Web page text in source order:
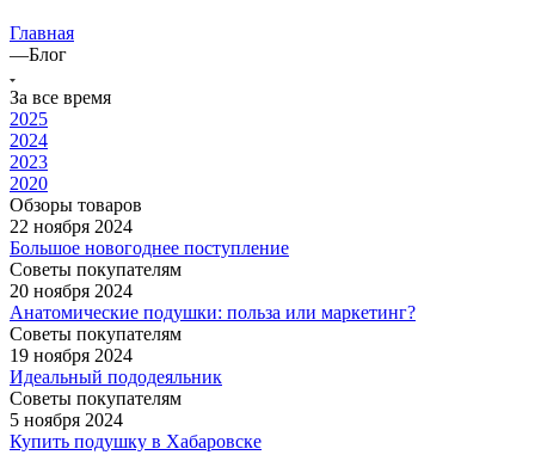
Главная
—Блог
За все время
2025
2024
2023
2020
Обзоры товаров
22 ноября 2024
Большое новогоднее поступление
Советы покупателям
20 ноября 2024
Анатомические подушки: польза или маркетинг?
Советы покупателям
19 ноября 2024
Идеальный пододеяльник
Советы покупателям
5 ноября 2024
Купить подушку в Хабаровске